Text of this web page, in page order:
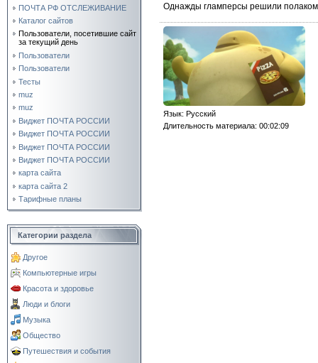
ПОЧТА РФ ОТСЛЕЖИВАНИЕ
Каталог сайтов
Пользователи, посетившие сайт
за текущий день
Пользователи
Пользователи
Тесты
muz
muz
Виджет ПОЧТА РОССИИ
Виджет ПОЧТА РОССИИ
Виджет ПОЧТА РОССИИ
Виджет ПОЧТА РОССИИ
карта сайта
карта сайта 2
Тарифные планы
Категории раздела
Другое
Компьютерные игры
Красота и здоровье
Люди и блоги
Музыка
Общество
Путешествия и события
Однажды гламперсы решили
Язык: Русский
Длительность материала: 00:02:09